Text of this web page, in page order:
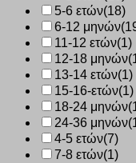
5-6 ετών(18)
6-12 μηνών
11-12 ετών(1)
12-18 μηνών
13-14 ετών(1)
15-16-ετών(1)
18-24 μηνών
24-36 μηνών
4-5 ετών(7)
7-8 ετών(1)